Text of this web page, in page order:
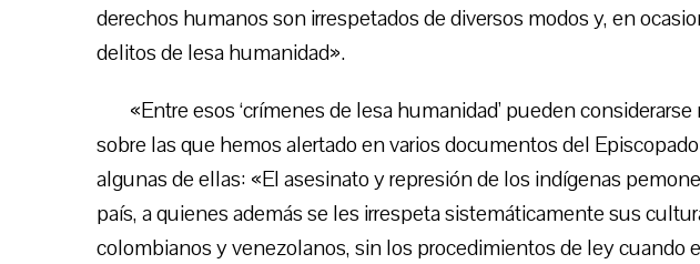
derechos humanos son irrespetados de diversos modos y, en
delitos de lesa humanidad».
«Entre esos ‘crímenes de lesa humanidad’ pueden
sobre las que hemos alertado en varios documentos del
algunas de ellas: «El asesinato y represión de los indígenas
país, a quienes además se les irrespeta sistemáticamente sus
colombianos y venezolanos, sin los procedimientos de ley cuando